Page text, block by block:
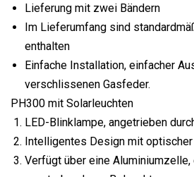
Lieferung mit zwei Bändern
Im Lieferumfang sind
enthalten
Einfache Installation, einfacher
verschlissenen Gasfeder.
PH300 mit Solarleuchten
LED-Blinklampe, angetrieben
Intelligentes Design mit
Verfügt über eine Aluminiumzelle,